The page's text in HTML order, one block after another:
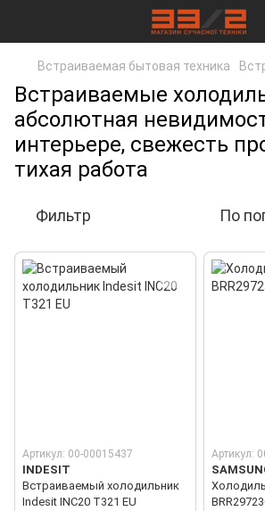
Встраиваемая бытовая техника
Встраиваемые
абсолютная
интерьере, свежесть
тихая работа
Фильтр По
Артикул: 00-00015437
INDESIT
Встраиваемый холодильник
Indesit INC20 T321 EU
Артикул: